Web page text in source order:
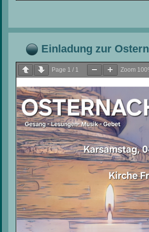
Einladung zur
Page 1 / 1 Zoom